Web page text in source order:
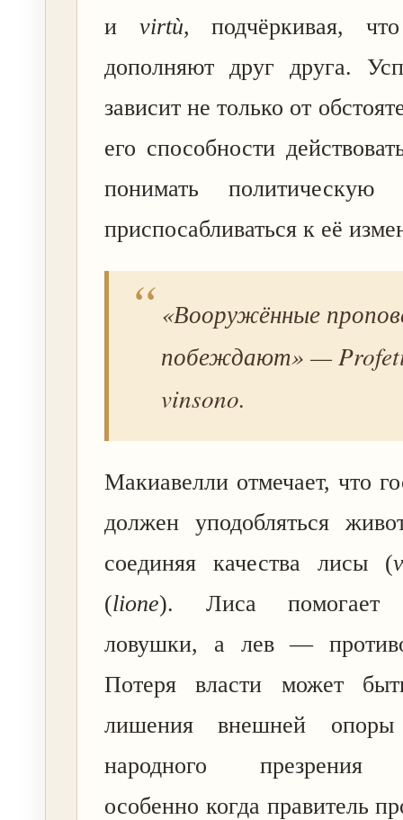
и virtù, подчёркивая,
дополняют друг друга.
зависит не только от
его способности
понимать
приспосабливаться к её
«Вооружённые
побеждают» —
vinsono.
Макиавелли отмечает, что
должен уподобляться
соединяя качества лисы (
(lione). Лиса помогает
ловушки, а лев —
Потеря власти может
лишения внешней
народного
особенно когда правитель